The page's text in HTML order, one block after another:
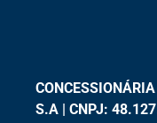
S.A | CNPJ: